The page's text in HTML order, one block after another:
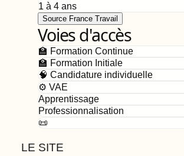
1 à 4 ans
Source France Travail
Voies d'accès
🏫 Formation Continue
🏫 Formation Initiale
🧠 Candidature individuelle
⚙️ VAE
Apprentissage
Professionnalisation
📜
LE SITE